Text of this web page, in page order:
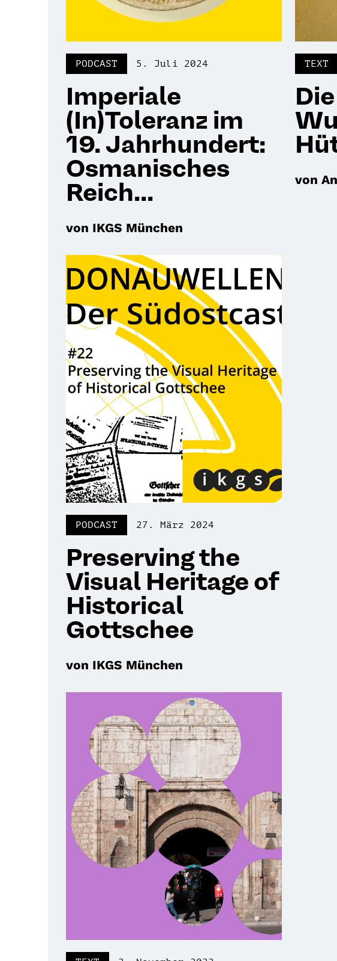
PODCAST 5. Juli 2024
Imperiale
(In)Toleranz im
19. Jahrhundert:
Osmanisches
Reich...
von IKGS München
TEXT
von
PODCAST 27. März 2024
Preserving the
Visual Heritage of
Historical
Gottschee
von IKGS München